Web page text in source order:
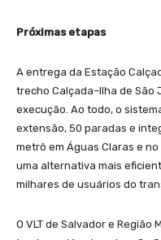
Próximas etapas
A entrega da Estação
trecho Calçada–Ilha de São
execução. Ao todo, o
extensão, 50 paradas e
metrô em Águas Claras e
uma alternativa mais
milhares de usuários do
O VLT de Salvador e